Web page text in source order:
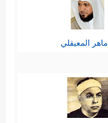
ماهر المعيقلي